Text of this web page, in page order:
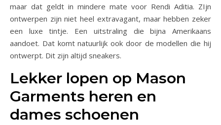
maar dat geldt in mindere mate voor Rendi Aditia. ZIjn
ontwerpen zijn niet heel extravagant, maar hebben zeker
een luxe tintje. Een uitstraling die bijna Amerikaans
aandoet. Dat komt natuurlijk ook door de modellen die hij
ontwerpt. Dit zijn altijd sneakers.
Lekker lopen op Mason
Garments heren en
dames schoenen